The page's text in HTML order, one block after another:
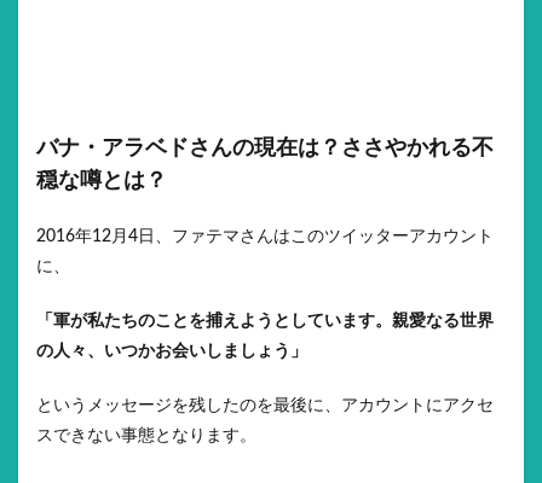
バナ・アラベドさんの現在は？ささやかれる不
穏な噂とは？
2016年12月4日、ファテマさんはこのツイッターアカウント
に、
「軍が私たちのことを捕えようとしています。親愛なる世界
の人々、いつかお会いしましょう」
というメッセージを残したのを最後に、アカウントにアクセ
スできない事態となります。